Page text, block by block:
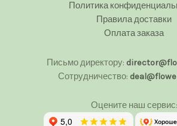
Политика
Правила доставки
Оплата заказа
Письмо директору:
Сотрудничество:
Оцените наш сервис: